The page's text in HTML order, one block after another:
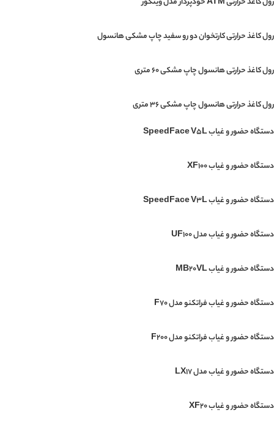
رول کاغذ حرارتی کارتخوان دو رو سفید چاپ مشکی هانسول
رول کاغذ حرارتی هانسول چاپ مشکی 60 متری
رول کاغذ حرارتی هانسول چاپ مشکی 36 متری
دستگاه حضور و غیاب SpeedFace V5L
دستگاه حضور و غیاب XF100
دستگاه حضور و غیاب SpeedFace V3L
دستگاه حضور و غیاب مدل UF100
دستگاه حضور و غیاب MB20VL
دستگاه حضور و غیاب فراتکنو مدل F70
دستگاه حضور و غیاب فراتکنو مدل F200
دستگاه حضور و غیاب مدل LX17
دستگاه حضور و غیاب XF20